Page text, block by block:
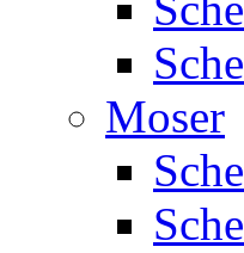
Moser